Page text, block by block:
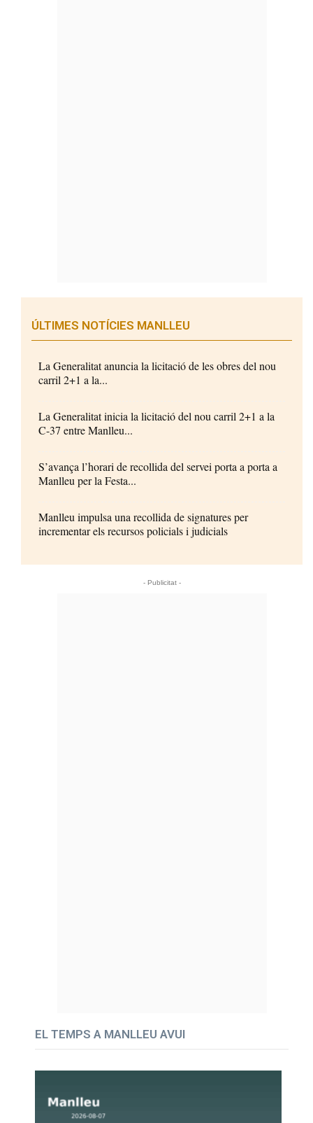
ÚLTIMES NOTÍCIES MANLLEU
La Generalitat anuncia la licitació de les obres del nou
carril 2+1 a la...
La Generalitat inicia la licitació del nou carril 2+1 a la
C-37 entre Manlleu...
S’avança l’horari de recollida del servei porta a porta a
Manlleu per la Festa...
Manlleu impulsa una recollida de signatures per
incrementar els recursos policials i judicials
- Publicitat -
EL TEMPS A MANLLEU AVUI